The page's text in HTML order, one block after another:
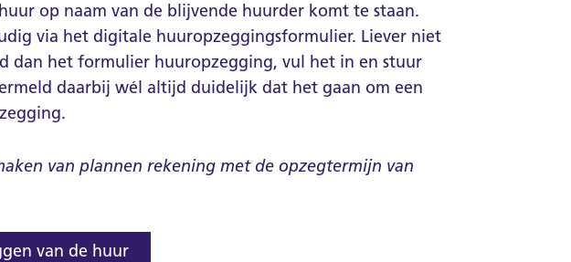
op naam van de blijvende huurder komt te staan.
via het digitale huuropzeggingsformulier. Liever niet
dan het formulier huuropzegging, vul het in en stuur
daarbij wél altijd duidelijk dat het gaan om een
van plannen rekening met de opzegtermijn van
van de huur